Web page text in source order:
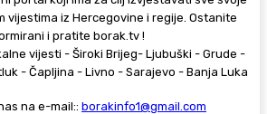
vijestima iz Hercegovine i regije. Ostanite
i pratite borak.tv !
vijesti - Široki Brijeg- Ljubuški - Grude -
- Čapljina - Livno - Sarajevo - Banja Luka
na e-mail:: borakinfo1@gmail.com